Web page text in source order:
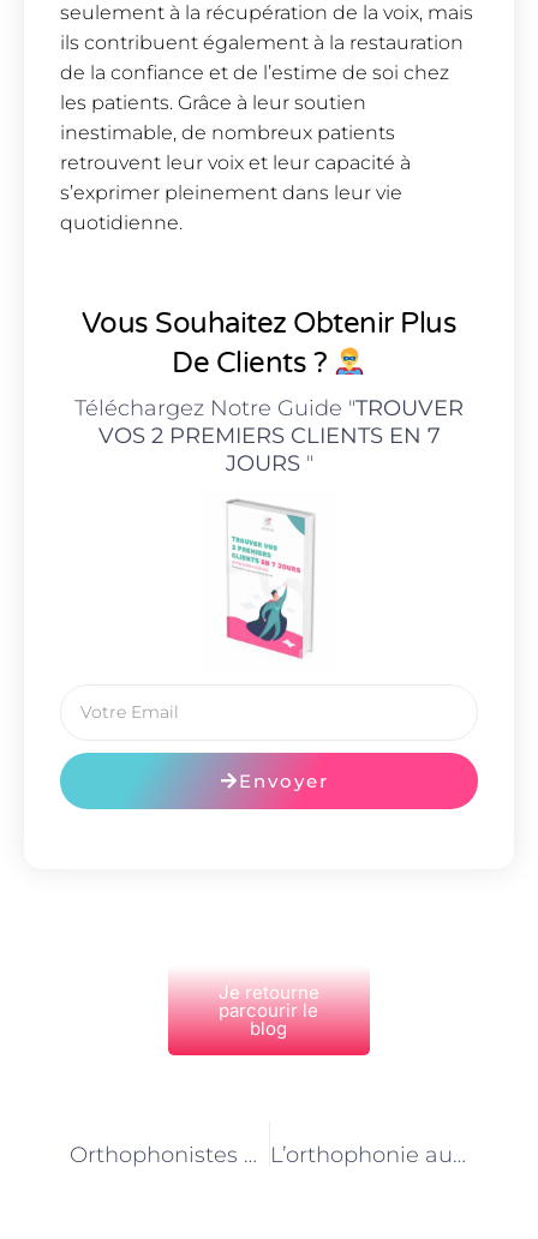
seulement à la récupération de la voix, mais
ils contribuent également à la restauration
de la confiance et de l’estime de soi chez
les patients. Grâce à leur soutien
inestimable, de nombreux patients
retrouvent leur voix et leur capacité à
s’exprimer pleinement dans leur vie
quotidienne.
Vous Souhaitez Obtenir Plus
De Clients ?
Téléchargez Notre Guide "TROUVER
VOS 2 PREMIERS CLIENTS EN 7
JOURS"
Envoyer
Je retourne
parcourir le
blog
Orthophonistes et troubles de l’oralité alimentaire : des solutions pour les enfants à Paris L’orthophonie au service des personnes trachéotomisées : l’expertise des orthophonistes parisiens